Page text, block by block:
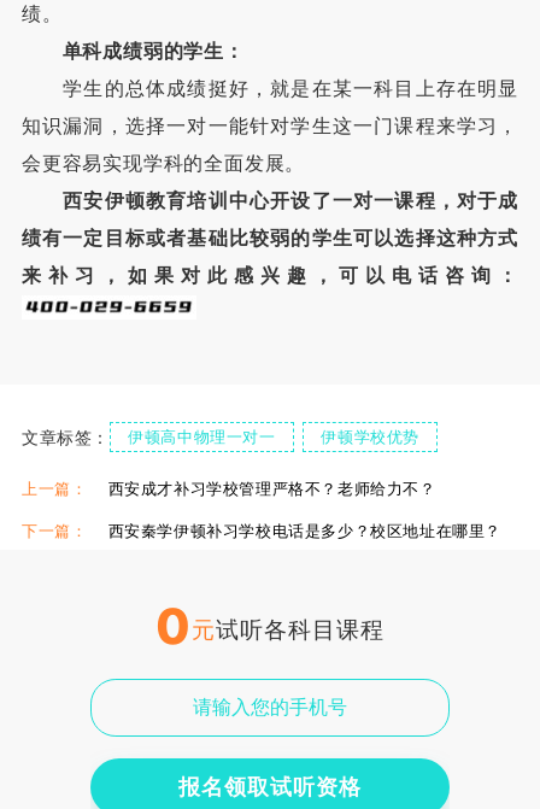
绩。
单科成绩弱的学生：
学生的总体成绩挺好，就是在某一科目上存在明显
知识漏洞，选择一对一能针对学生这一门课程来学习，
会更容易实现学科的全面发展。
西安伊顿教育培训中心开设了一对一课程，对于成
绩有一定目标或者基础比较弱的学生可以选择这种方式
来补习，如果对此感兴趣，可以电话咨询：
文章标签： 伊顿高中物理一对一 伊顿学校优势
伊顿高中辅导机构 伊顿高中一对一补习
上一篇： 西安成才补习学校管理严格不？老师给力不？
下一篇： 西安秦学伊顿补习学校电话是多少？校区地址在哪里？
0元试听各科目课程
报名领取试听资格